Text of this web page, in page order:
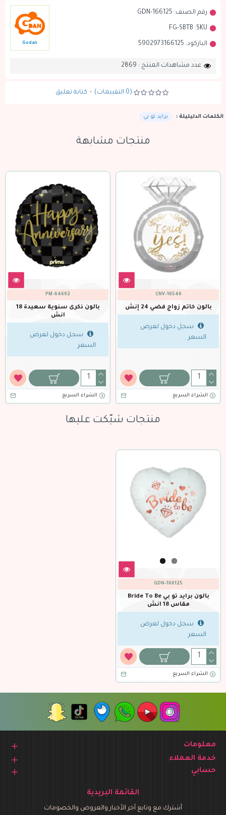
رقم الصنف: GDN-166125
SKU:
FG-SBTB
الباركود: 5902973166125
Godan
عدد مشاهدات المنتج : 2869
(0 التقييمات) - كتابة تعليق
الكلمات الدليليلة : برايد تو بي
منتجات مشابهة
بالون ذكرى سنوية سعيدة 18 بالون زواج كيكة 30 إنش
سجل دخول لعرض
بالون مجسم عريس 50
السعر
منتجات شيّكت عليها
GDN-166125
بالون برايد تو بي Bride To Be
مقاس 18 انش
سجل دخول لعرض
السعر
الشراء السريع
معلومات
خدمة العملاء
حسابي
القائمة البريدية
أشترك مع وتابع آخر الأخبار والعروض والخصومات